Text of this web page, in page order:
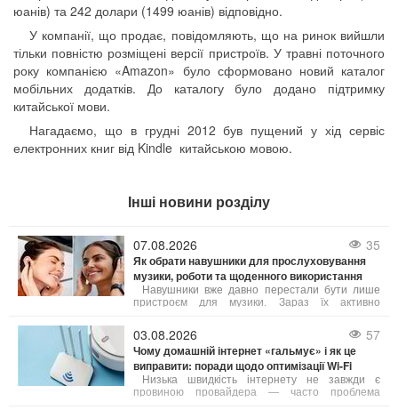
юанів) та 242 долари (1499 юанів) відповідно.
У компанії, що продає, повідомляють, що на ринок вийшли
тільки повністю розміщені версії пристроїв. У травні поточного
року компанією «Amazon» було сформовано новий каталог
мобільних додатків. До каталогу було додано підтримку
китайської мови.
Нагадаємо, що в грудні 2012 був пущений у хід сервіс
електронних книг від Kindle китайською мовою.
Інші новини розділу
07.08.2026 35
Як обрати навушники для прослуховування
музики, роботи та щоденного використання
Навушники вже давно перестали бути лише
пристроєм для музики. Зараз їх активно
дистанційного навчання, онлайн-зустрічей,
занять спортом, подорожей та ігор. Від типу
конструкції і технічних параметрів залежить не
лише якість звуку, а й комфорт при тривалому
носінні.
03.08.2026 57
Чому домашній інтернет «гальмує» і як це
виправити: поради щодо оптимізації Wi-Fi
Низька швидкість інтернету не завжди є
провиною провайдера — часто проблема